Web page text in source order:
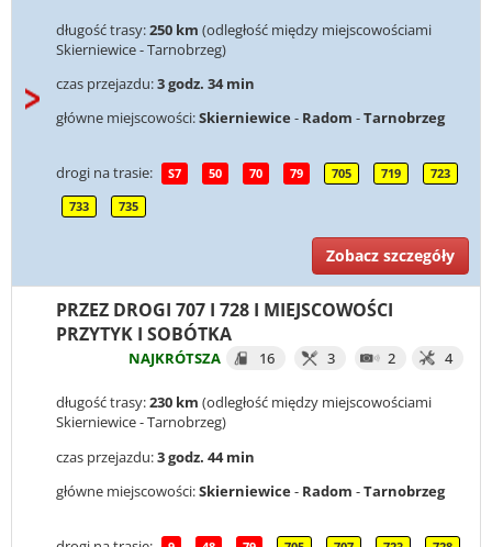
długość trasy:250 km (odległość między miejscowościami
Skierniewice - Tarnobrzeg)
czas przejazdu:3 godz. 34 min
główne miejscowości:Skierniewice - Radom -Tarnobrzeg
drogi na trasie: S7 50 70 79 705 719 723
733 735
Zobacz szczegóły
PRZEZ DROGI 707 I 728 I MIEJSCOWOŚCI
PRZYTYK I SOBÓTKA
NAJKRÓTSZA 16 3 2 4
długość trasy:230 km (odległość między miejscowościami
Skierniewice - Tarnobrzeg)
czas przejazdu:3 godz. 44 min
główne miejscowości:Skierniewice- Radom -Tarnobrzeg